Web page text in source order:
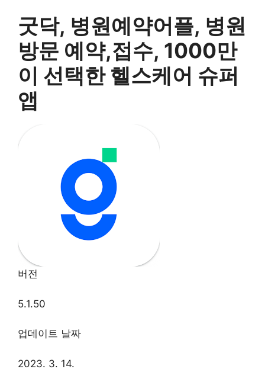
굿닥, 병원예약어플, 병원
방문 예약,접수, 1000만
이 선택한 헬스케어 슈퍼
앱
버전
5.1.50
업데이트 날짜
2023. 3. 14.